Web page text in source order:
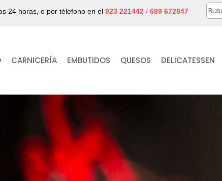
24 horas, o por télefono en el 923 221442 / 689 672847
CARNICERÍA EMBUTIDOS QUESOS DELICATESSEN